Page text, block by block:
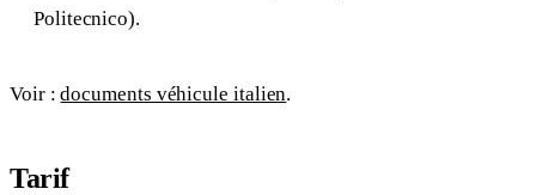
Politecnico).
Voir :documents véhicule italien.
Tarif